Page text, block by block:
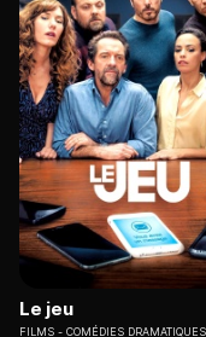
Le jeu
FILMS COMÉDIES DRAMATIQUES